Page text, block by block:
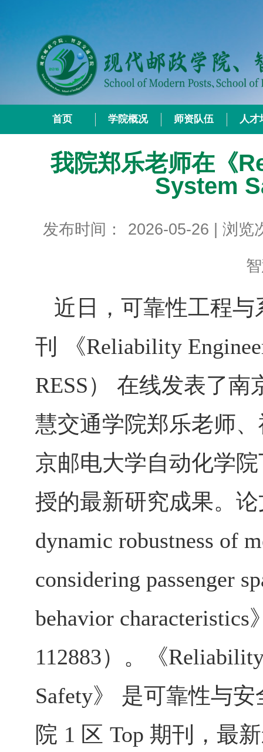
首页 学院概况 师资队伍 人才
我院郑乐老师在《
System
发布时间： 2026-05-26 | 浏览
近日，可靠性工程
刊 《Reliability
RESS） 在线发表了南
慧交通学院郑乐老师
京邮电大学自动化学
授的最新研究成果。
dynamic robustness of
considering passenger
behavior characteristics
112883）。《
Safety》 是可靠性与
院 1 区 Top 期刊，最